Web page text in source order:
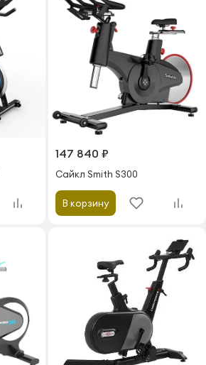
147 840 ₽
Сайкл Smith S300
В корзину